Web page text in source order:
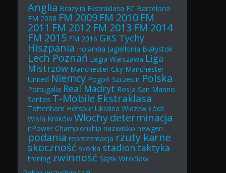
Anglia Brazylia Ekstraklasa FC Barcelona
FM 2008 FM 2009 FM 2010 FM
2011 FM 2012 FM 2013 FM 2014
FM 2015 FM 2016 GKS Tychy
Hiszpania Holandia Jagiellonia Białystok
Lech Poznań Legia Warszawa Liga
Mistrzów Manchester City Manchester
United Niemcy Pogoń Szczecin Polska
Portugalia Real Madryt Rosja San Marino
Santos T-Mobile Ekstraklasa
Tottenham Hotspur Ukraina Widzew Łódź
Wisła Kraków Włochy determinacja
nPower Championship nazwisko newgen
podania reprezentacja rzuty karne
skoczność skórka stadiontaktyka
trening zwinność Śląsk Wrocław